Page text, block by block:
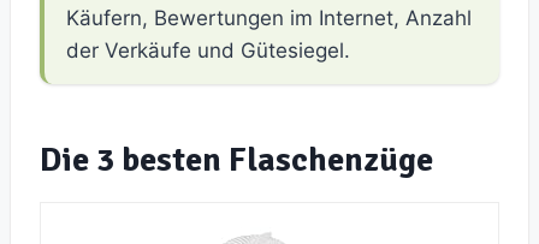
Käufern, Bewertungen im Internet, Anzahl
der Verkäufe und Gütesiegel.
Die 3 besten Flaschenzüge